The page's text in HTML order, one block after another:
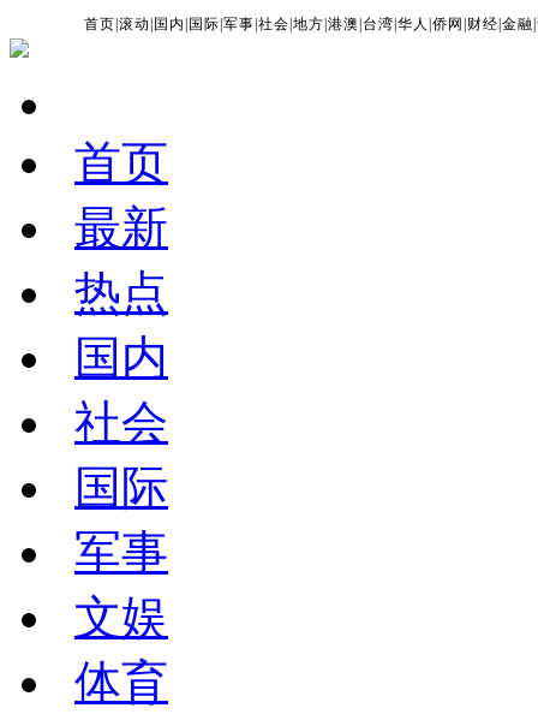
首页 |滚动 国内 国际 |军事 |社会 |地方 |港澳 台湾 |华人 |侨网 财经 |金融 |
首页
最新
热点
国内
社会
国际
军事
文娱
体育